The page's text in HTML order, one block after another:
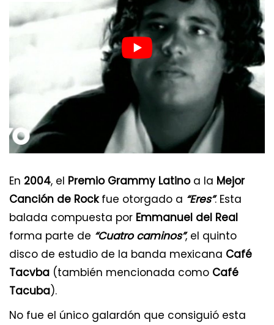
En 2004, el Premio Grammy Latinoa la Mejor
Canción de Rockfue otorgado a “Eres”. Esta
balada compuesta por Emmanuel del Real
forma parte de “Cuatro caminos”, el quinto
disco de estudio de la banda mexicana Café
Tacvba (también mencionada como Café
Tacuba).
No fue el único galardón que consiguió esta